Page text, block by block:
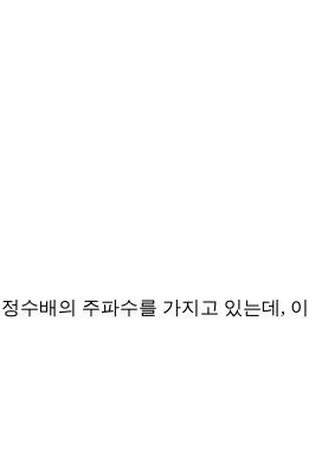
수배의 주파수를 가지고 있는데, 이